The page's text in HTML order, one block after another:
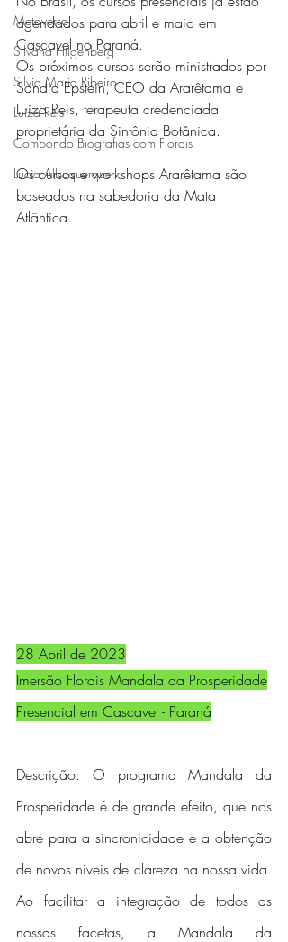
Metaverso
Silvana Hilgenberg
Silvia Maria Ribeiro
Luiza Reis
Compondo Biografias com Florais
Lucia Albuquerque
agendados para abril e maio em
Cascavel no Paraná.
Os próximos cursos serão ministrados por
Sandra Epstein, CEO da Ararêtama e
Luiza Reis, terapeuta credenciada
proprietária da Sintônia Botânica.
Os cursos e workshops Ararêtama são
baseados na sabedoria da Mata
Atlântica.
28 Abril de 2023
Imersão Florais Mandala da Prosperidade
Presencial em Cascavel - Paraná
Descrição: O programa Mandala da
Prosperidade é de grande efeito, que nos
abre para a sincronicidade e a obtenção
de novos níveis de clareza na nossa vida.
Ao facilitar a integração de todos as
nossas facetas, a Mandala da